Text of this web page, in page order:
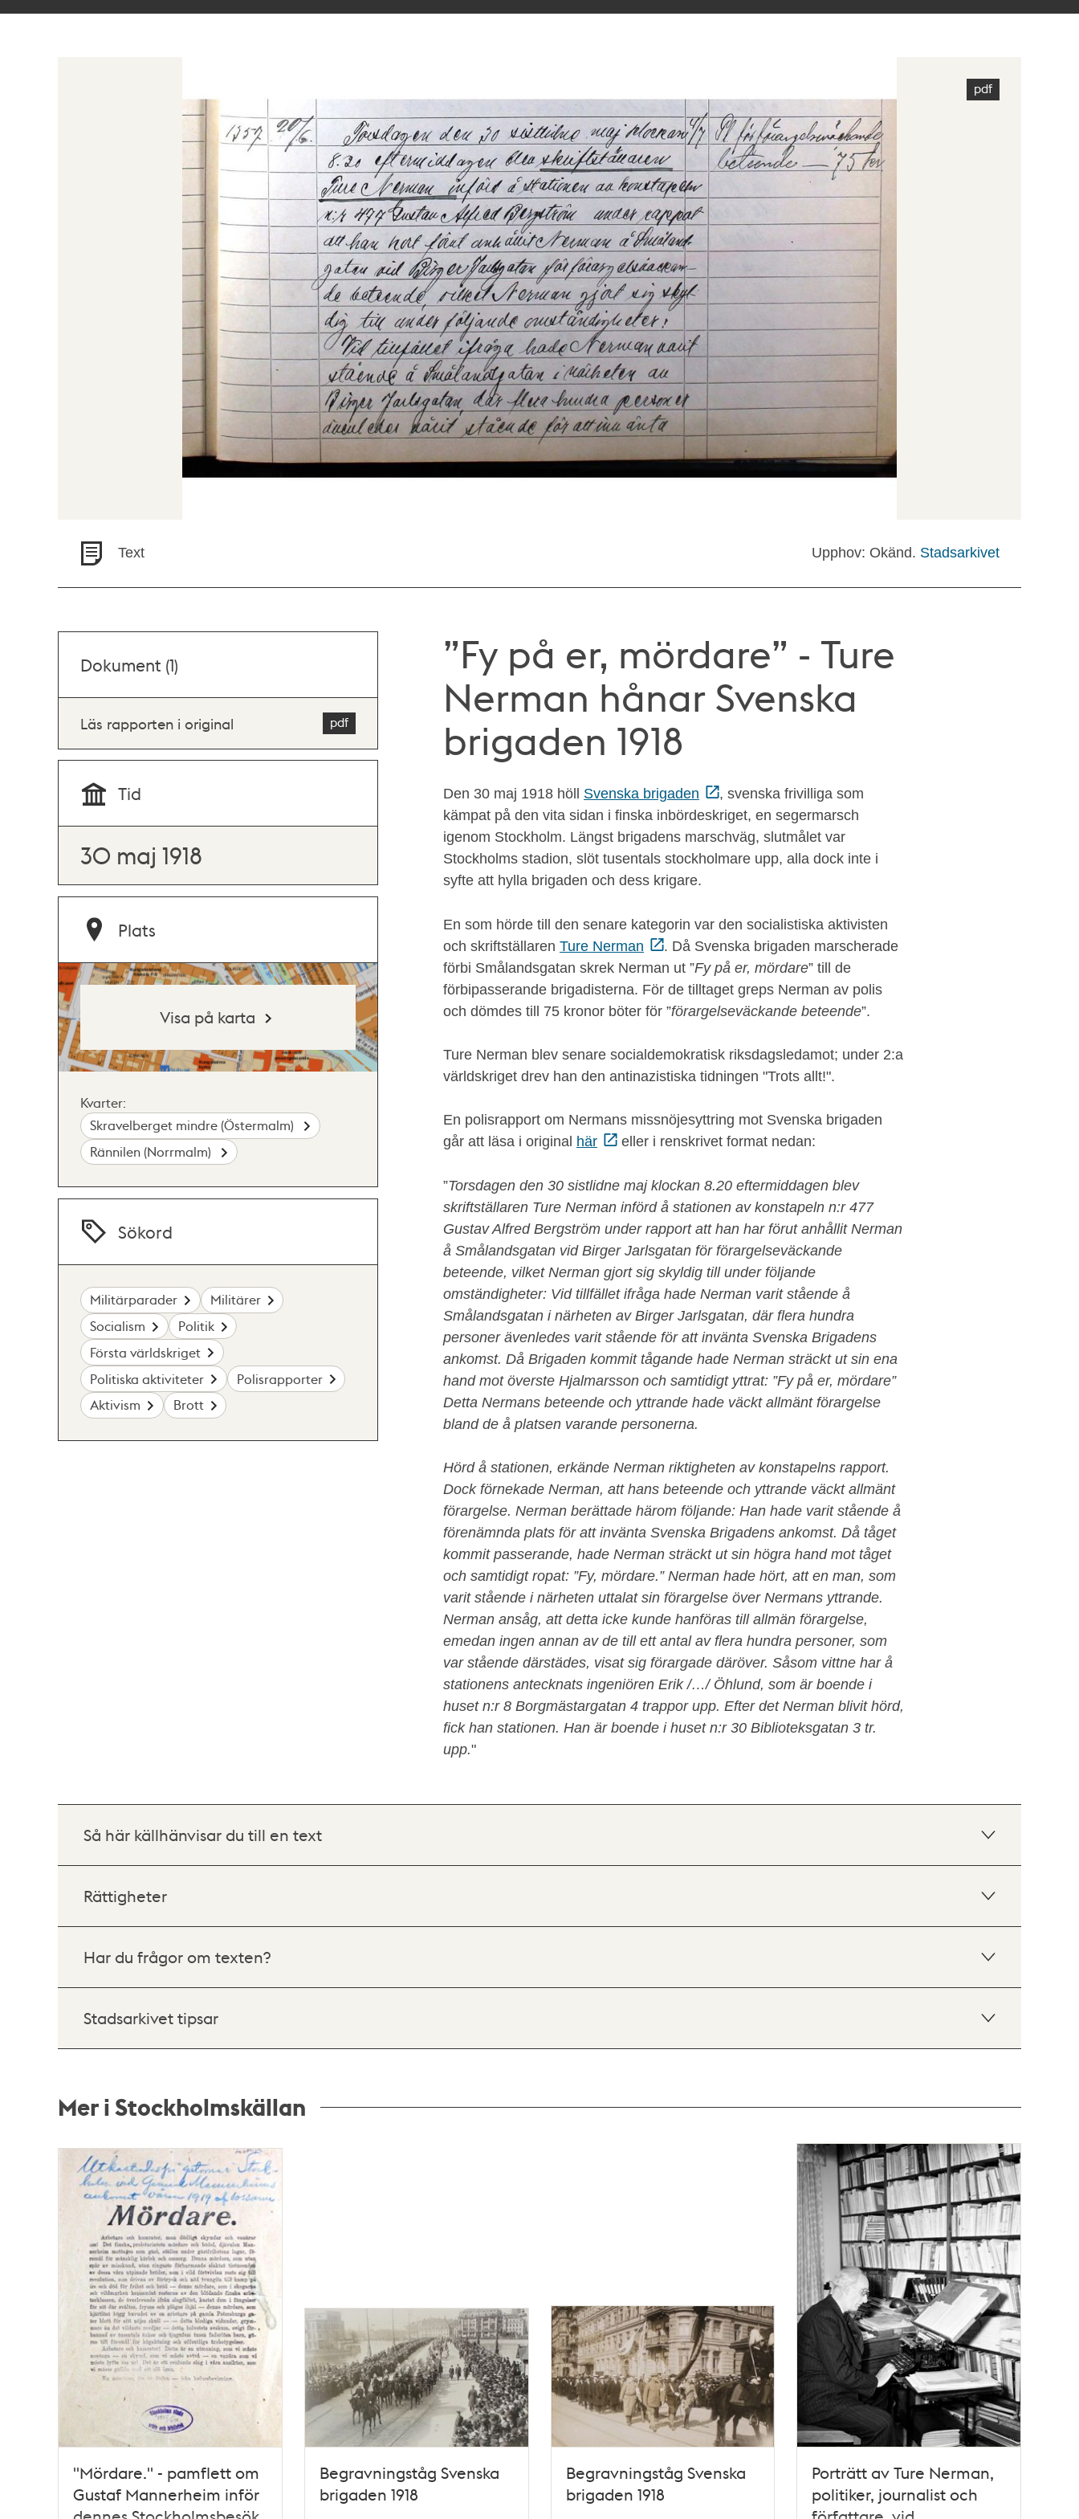
Text Upphov: Okänd. Stadsarkivet
”Fy på er, mördare” - Ture
Nerman hånar Svenska
brigaden 1918
Den 30 maj 1918 höll Svenska brigaden
, svenska frivilliga som
kämpat på den vita sidan i finska inbördeskriget, en segermarsch
igenom Stockholm. Längst brigadens marschväg, slutmålet var
Stockholms stadion, slöt tusentals stockholmare upp, alla dock inte i
syfte att hylla brigaden och dess krigare.
En som hörde till den senare kategorin var den socialistiska aktivisten
och skriftställaren Ture Nerman
. Då Svenska brigaden marscherade
förbi Smålandsgatan skrek Nerman ut ”Fy på er, mördare” till de
förbipasserande brigadisterna. För de tilltaget greps Nerman av polis
och dömdes till 75 kronor böter för ”förargelseväckande beteende”.
Ture Nerman blev senare socialdemokratisk riksdagsledamot; under 2:a
världskriget drev han den antinazistiska tidningen "Trots allt!".
En polisrapport om Nermans missnöjesyttring mot Svenska brigaden
går att läsa i original här eller i renskrivet format nedan:
”Torsdagen den 30 sistlidne maj klockan 8.20 eftermiddagen blev
skriftställaren Ture Nerman införd å stationen av konstapeln n:r 477
Gustav Alfred Bergström under rapport att han har förut anhållit Nerman
å Smålandsgatan vid Birger Jarlsgatan för förargelseväckande
beteende, vilket Nerman gjort sig skyldig till under följande
omständigheter: Vid tillfället ifråga hade Nerman varit stående å
Smålandsgatan i närheten av Birger Jarlsgatan, där flera hundra
personer ävenledes varit stående för att invänta Svenska Brigadens
ankomst. Då Brigaden kommit tågande hade Nerman sträckt ut sin ena
hand mot överste Hjalmarsson och samtidigt yttrat: ”Fy på er, mördare”
Detta Nermans beteende och yttrande hade väckt allmänt förargelse
bland de å platsen varande personerna.
Hörd å stationen, erkände Nerman riktigheten av konstapelns rapport.
Dock förnekade Nerman, att hans beteende och yttrande väckt allmänt
förargelse. Nerman berättade härom följande: Han hade varit stående å
förenämnda plats för att invänta Svenska Brigadens ankomst. Då tåget
kommit passerande, hade Nerman sträckt ut sin högra hand mot tåget
och samtidigt ropat: ”Fy, mördare.” Nerman hade hört, att en man, som
varit stående i närheten uttalat sin förargelse över Nermans yttrande.
Nerman ansåg, att detta icke kunde hanföras till allmän förargelse,
emedan ingen annan av de till ett antal av flera hundra personer, som
var stående därstädes, visat sig förargade däröver. Såsom vittne har å
stationens antecknats ingeniören Erik /…/ Öhlund, som är boende i
huset n:r 8 Borgmästargatan 4 trappor upp. Efter det Nerman blivit hörd,
fick han stationen. Han är boende i huset n:r 30 Biblioteksgatan 3 tr.
upp."
Dokument (1)
Läs rapporten i original
Tid
30 maj 1918
Plats
Visa på karta
Kvarter:
Skravelberget mindre (Östermalm)
Rännilen (Norrmalm)
Sökord
Militärparader
Militärer
Socialism
Politik
Första världskriget
Politiska aktiviteter
Polisrapporter
Aktivism
Brott
Så här källhänvisar du till en text
Rättigheter
Har du frågor om texten?
Stadsarkivet tipsar
Mer i Stockholmskällan
Relaterade
poster
"Mördare." - pamflett om
Gustaf Mannerheim inför
Begravningståg Svenska
brigaden 1918
Begravningståg Svenska
brigaden 1918
Porträtt av Ture Nerman,
politiker, journalist och